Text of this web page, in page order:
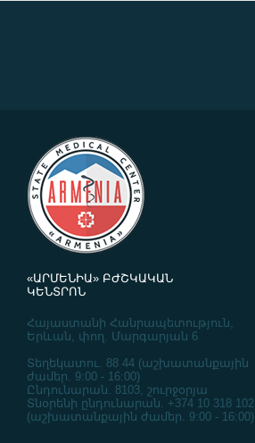
«ԱՐՄԵՆԻԱ» ԲԺՇԿԱԿԱՆ
ԿԵՆՏՐՈՆ
Հայաստանի Հանրապետություն,
Երևան, փող. Մարգարյան 6
Տեղեկատու. 88 44 (աշխատանքային
ժամեր. 9:00 - 16:00)
Ընդունարան. 8103, շուրջօրյա
Տնօրենի ընդունարան. +374 10 318 102
(աշխատանքային ժամեր. 9:00 - 16:00)